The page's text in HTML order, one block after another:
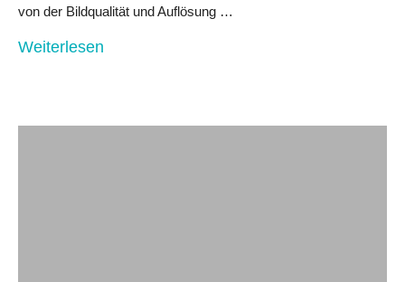
von der Bildqualität und Auflösung …
Weiterlesen